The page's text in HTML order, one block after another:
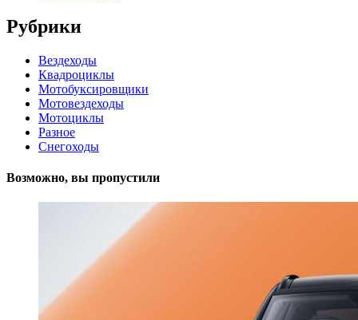
Рубрики
Вездеходы
Квадроциклы
Мотобуксировщики
Мотовездеходы
Мотоциклы
Разное
Снегоходы
Возможно, вы пропустили